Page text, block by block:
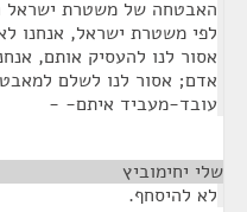
לפי משטרת ישראל, אנחנו
אסור לנו להעסיק אותם,
אדם; אסור לנו לשלם
עובד-מעביד איתם- -
שלי יחימוביץ
לא להיסחף.